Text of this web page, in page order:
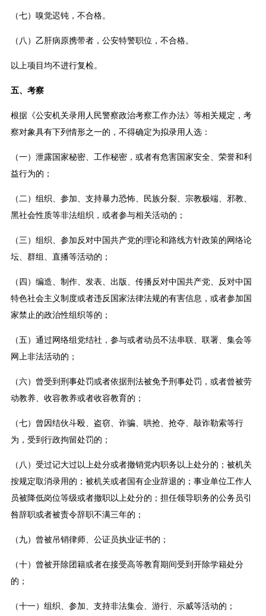
（七）嗅觉迟钝，不合格。
（八）乙肝病原携带者，公安特警职位，不合格。
以上项目均不进行复检。
五、考察
根据《公安机关录用人民警察政治考察工作办法》等相关规定，考
察对象具有下列情形之一的，不得确定为拟录用人选：
（一）泄露国家秘密、工作秘密，或者有危害国家安全、荣誉和利
益行为的；
（二）组织、参加、支持暴力恐怖、民族分裂、宗教极端、邪教、
黑社会性质等非法组织，或者参与相关活动的；
（三）组织、参加反对中国共产党的理论和路线方针政策的网络论
坛、群组、直播等活动的；
（四）编造、制作、发表、出版、传播反对中国共产党、反对中国
特色社会主义制度或者违反国家法律法规的有害信息，或者参加国
家禁止的政治性组织等的；
（五）通过网络组党结社，参与或者动员不法串联、联署、集会等
网上非法活动的；
（六）曾受到刑事处罚或者依据刑法被免予刑事处罚，或者曾被劳
动教养、收容教养或者收容教育的；
（七）曾因结伙斗殴、盗窃、诈骗、哄抢、抢夺、敲诈勒索等行
为，受到行政拘留处罚的；
（八）受过记大过以上处分或者撤销党内职务以上处分的；被机关
按规定取消录用的；被机关或者国有企业辞退的；事业单位工作人
员被降低岗位等级或者撤职以上处分的；担任领导职务的公务员引
咎辞职或者被责令辞职不满三年的；
（九）曾被吊销律师、公证员执业证书的；
（十）曾被开除团籍或者在接受高等教育期间受到开除学籍处分
的；
（十一）组织、参加、支持非法集会、游行、示威等活动的；